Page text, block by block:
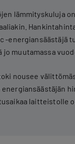
lämmityskuluja
-energiansäästäjä
muutamassa
nousee
laitteistolle